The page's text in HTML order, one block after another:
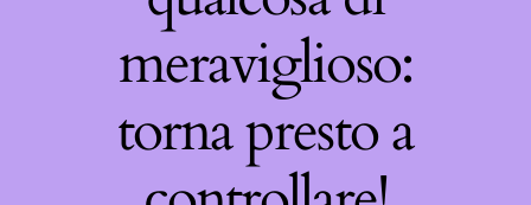
meraviglioso:
torna presto a